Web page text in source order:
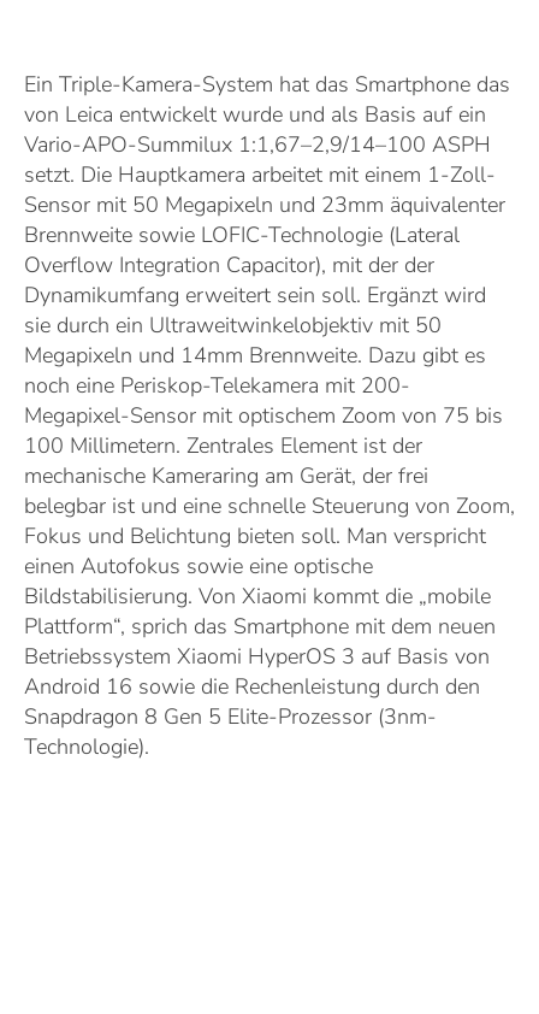
Ein Triple-Kamera-System hat das Smartphone das
von Leica entwickelt wurde und als Basis auf ein
Vario-APO-Summilux 1:1,67–2,9/14–100 ASPH
setzt. Die Hauptkamera arbeitet mit einem 1-Zoll-
Sensor mit 50 Megapixeln und 23mm äquivalenter
Brennweite sowie LOFIC-Technologie (Lateral
Overflow Integration Capacitor), mit der der
Dynamikumfang erweitert sein soll. Ergänzt wird
sie durch ein Ultraweitwinkelobjektiv mit 50
Megapixeln und 14mm Brennweite. Dazu gibt es
noch eine Periskop-Telekamera mit 200-
Megapixel-Sensor mit optischem Zoom von 75 bis
100 Millimetern. Zentrales Element ist der
mechanische Kameraring am Gerät, der frei
belegbar ist und eine schnelle Steuerung von Zoom,
Fokus und Belichtung bieten soll. Man verspricht
einen Autofokus sowie eine optische
Bildstabilisierung. Von Xiaomi kommt die „mobile
Plattform“, sprich das Smartphone mit dem neuen
Betriebssystem Xiaomi HyperOS 3 auf Basis von
Android 16 sowie die Rechenleistung durch den
Snapdragon 8 Gen 5 Elite-Prozessor (3nm-
Technologie).